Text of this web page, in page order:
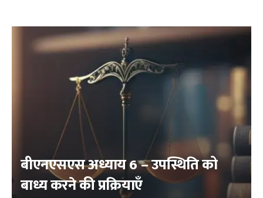
बीएनएसएस अध्याय 6 – उपस्थिति को
बाध्य करने की प्रक्रियाएँ